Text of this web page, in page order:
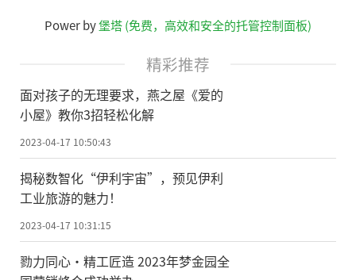
Power by堡塔 (免费，高效和安全的托管控制面板)
精彩推荐
面对孩子的无理要求，燕之屋《爱的
小屋》教你3招轻松化解
2023-04-17 10:50:43
揭秘数智化“伊利宇宙”，预见伊利
工业旅游的魅力！
2023-04-17 10:31:15
勠力同心·精工匠造 2023年梦金园全